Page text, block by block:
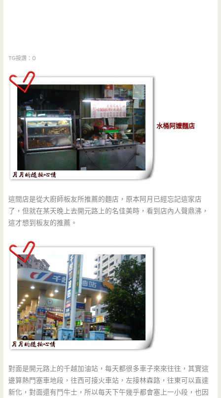
TG按讚：0
水桶阿嬤麵店
這間店是從大廚師板友所推薦的麵店，原本阿月已經忘記這家店
了，但就在某天晚上去開元路上的名佳美時，看到店內人聲鼎沸，
這才想到板友的推薦。
對面是開元路上的千越加油站，每天都很多車子來來往往，其實這
邊算熱門塞車地段，往西可接火車站，左接林森路，往東可以直達
新化，對面還有鬥牛士，所以每天下午幾乎都會塞上一小段，也因